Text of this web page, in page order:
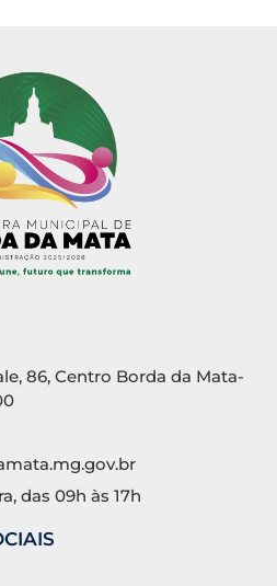
86, Centro Borda da Mata-
das 09h às 17h